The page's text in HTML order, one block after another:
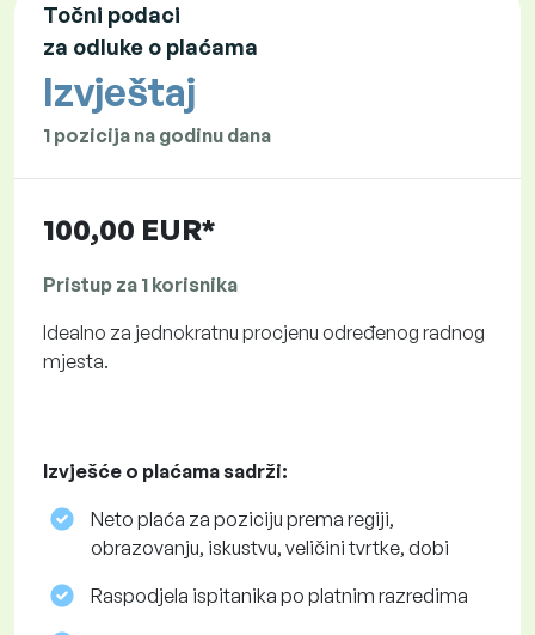
Točni podaci
za odluke o plaćama
Izvještaj
1 pozicija na godinu dana
100,00 EUR*
Pristup za 1 korisnika
Idealno za jednokratnu procjenu određenog radnog
mjesta.
Izvješće o plaćama sadrži:
Neto plaća za poziciju prema regiji,
obrazovanju, iskustvu, veličini tvrtke, dobi
Raspodjela ispitanika po platnim razredima